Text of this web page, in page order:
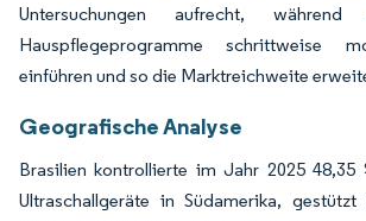
Untersuchungen aufrecht, während
Hauspflegeprogramme schrittweise
einführen und so die Marktreichweite
Geografische Analyse
Brasilien kontrollierte im Jahr 2025 48,35
Ultraschallgeräte in Südamerika,